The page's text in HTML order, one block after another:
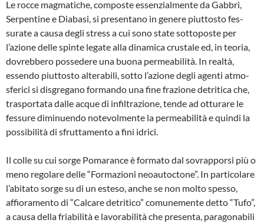
Le rocce magmatiche, composte essen­zialmente da Gabbri,
Serpentine e Diaba­si, si presentano in genere piuttosto fes­
surate a causa degli stress a cui sono sta­te sottoposte per
l’azione delle spinte le­gate alla dinamica crustale ed, in teoria,
dovrebbero possedere una buona per­meabilità. In realtà,
essendo piuttosto al­terabili, sotto l’azione degli agenti atmo­
sferici si disgregano formando una fine frazione detritica che,
trasportata dalle ac­que di infiltrazione, tende ad otturare le
fessure diminuendo notevolmente la per­meabilità e quindi la
possibilità di sfrut­tamento a fini idrici.
Il colle su cui sorge Pomarance è forma­to dal sovrapporsi più o
meno regolare delle “Formazioni neoautoctone”. In par­ticolare
l’abitato sorge su di un esteso, an­che se non molto spesso,
affioramento di “Calcare detritico” comunemente detto “Tufo”,
a causa della friabilità e lavora­bilità che presenta, paragonabili